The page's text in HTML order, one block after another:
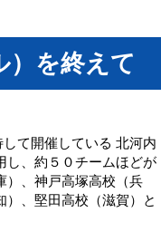
）を終えて
て開催している 北河内
し、約５０チームほどが
）、神戸高塚高校（兵
、堅田高校（滋賀）と